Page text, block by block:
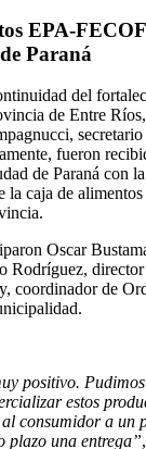
EPA-
Paraná
del
de Entre
fueron
de Paraná con
la caja de
Oscar
Rodríguez,
coordinador de
positivo.
estos
consumidor a un
plazo una entrega”